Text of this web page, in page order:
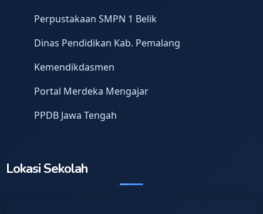
Perpustakaan SMPN 1 Belik
Dinas Pendidikan Kab. Pemalang
Kemendikdasmen
Portal Merdeka Mengajar
PPDB Jawa Tengah
Lokasi Sekolah